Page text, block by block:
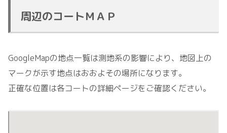
周辺のコートＭＡＰ
GoogleMapの地点一覧は測地系の影響により、地図上の
マークが示す地点はおおよその場所になります。
正確な位置は各コートの詳細ページをご確認ください。